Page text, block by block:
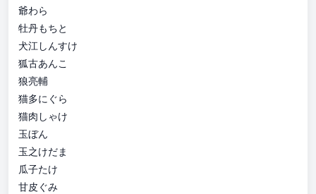
爺わら
牡丹もちと
犬江しんすけ
狐古あんこ
狼亮輔
猫多にぐら
猫肉しゃけ
玉ぼん
玉之けだま
瓜子たけ
甘皮ぐみ